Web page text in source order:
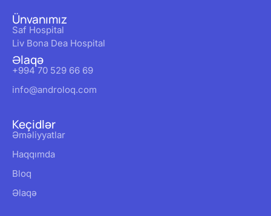
Ünvanımız
Saf Hospital
Liv Bona Dea Hospital
Əlaqə
+994 70 529 66 69
info@androloq.com
Keçidlər
Əməliyyatlar
Haqqımda
Bloq
Əlaqə